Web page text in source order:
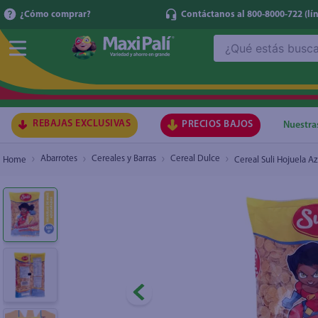
¿Cómo comprar? Contáctanos al 800-8000-722
REBAJAS EXCLUSIVAS PRECIOS BAJOS
Abarrotes Cereales y Barras Cereal Dulce Cereal Suli Hojuela
Cereal Suli Hojuela Azúcarada - 500 g
1.
2.
5.
7.
8.
9.